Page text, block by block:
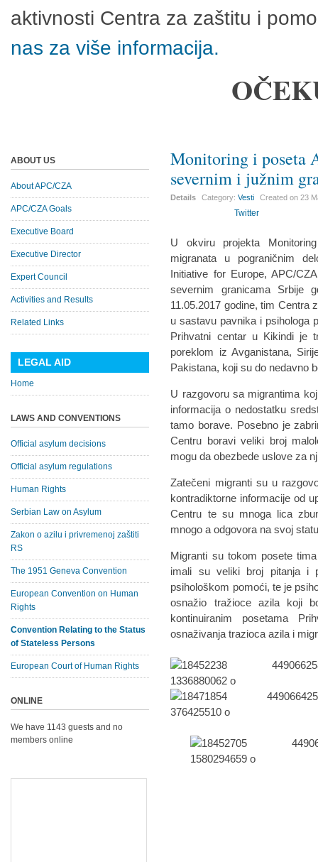
aktivnosti Centra za zaštitu i
nas za više informacija.
Monitoring i poseta
severnim i južnim
Details Category:Vesti Created on23
Twitter
U okviru projekta
migranata u pograničnim
Initiative for Europe, APC/
severnim granicama Srbije
11.05.2017 godine, tim Centra
u sastavu pavnika i psihologa
Prihvatni centar u Kikindi je
poreklom iz Avganistana,
Pakistana, koji su do nedavno
U razgovoru sa migrantima
informacija o nedostatku
tamo borave. Posebno je
Centru boravi veliki broj
mogu da obezbede uslove za
Zatečeni migranti su u
kontradiktorne informacije od
Centru te su mnoga lica
mnogo a odgovora na svoj
Migranti su tokom posete
imali su veliki broj pitanja i
psihološkom pomoći, te je
osnažio tražioce azila koji
kontinuiranim posetama
osnaživanja trazioca azila i
ABOUT US
About APC/CZA
APC/CZA Goals
Executive Board
Executive Director
Expert Council
Activities and Results
Related Links
LEGAL AID
Home
LAWS AND CONVENTIONS
Official asylum decisions
Official asylum regulations
Human Rights
Serbian Law on Asylum
Zakon o azilu i privremenoj zaštiti
RS
The 1951 Geneva Convention
European Convention on Human
Rights
Convention Relating to the Status
of Stateless Persons
European Court of Human Rights
ONLINE
We have 1143 guests and no
members online